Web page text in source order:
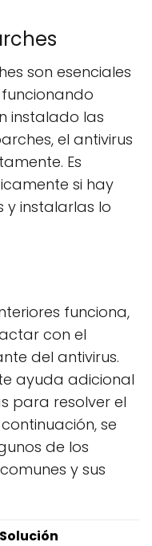
son esenciales
instalado las
el antivirus
Es
si hay
y instalarlas lo
funciona,
con el
del antivirus.
ayuda adicional
para resolver el
se
de los
y sus
Solución